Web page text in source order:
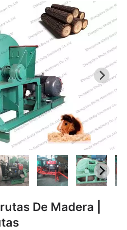
De Madera |